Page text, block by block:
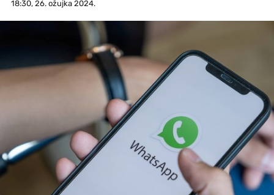
18:30, 26. ožujka 2024.